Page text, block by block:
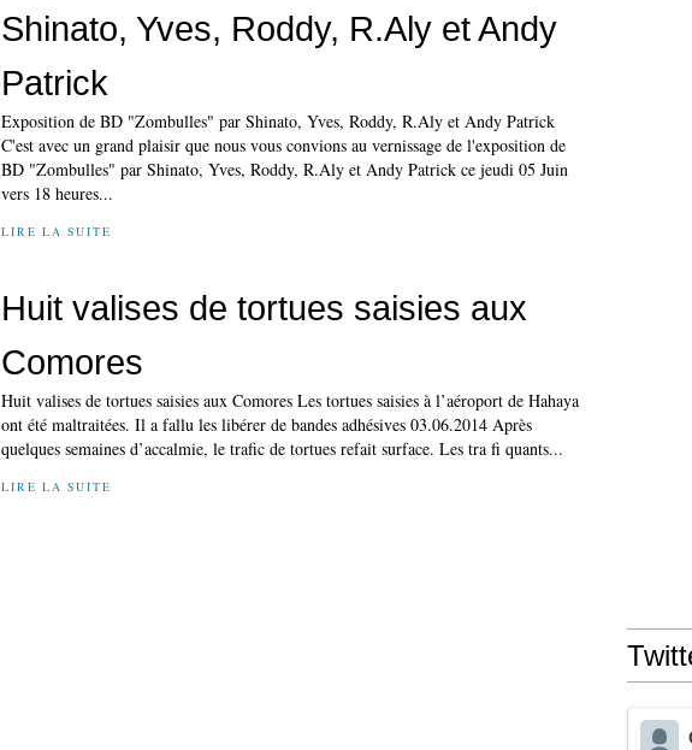
Shinato, Yves, Roddy, R.Aly et Andy
Patrick
Exposition de BD "Zombulles" par Shinato, Yves, Roddy, R.Aly et Andy Patrick
C'est avec un grand plaisir que nous vous convions au vernissage de l'exposition de
BD "Zombulles" par Shinato, Yves, Roddy, R.Aly et Andy Patrick ce jeudi 05 Juin
vers 18 heures...
LIRE LA SUITE
Huit valises de tortues saisies aux
Comores
Huit valises de tortues saisies aux Comores Les tortues saisies à l’aéroport de Hahaya
ont été maltraitées. Il a fallu les libérer de bandes adhésives 03.06.2014 Après
quelques semaines d’accalmie, le trafic de tortues refait surface. Les tra fi quants...
LIRE LA SUITE